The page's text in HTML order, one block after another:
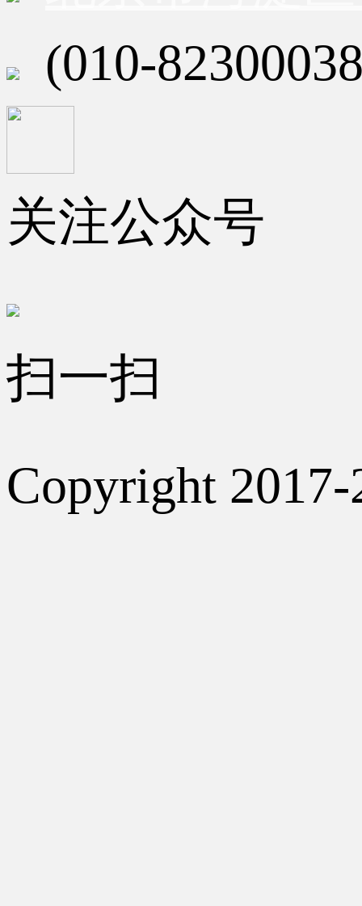
(010-
关注公众号
扫一扫
Copyright